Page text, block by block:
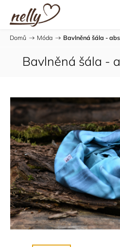
Domů / Móda / Bavlněná šála -
Bavlněná šála -